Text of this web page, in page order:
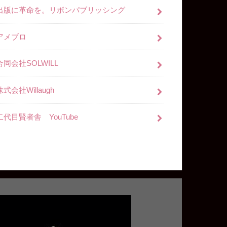
版に革命を。リボンパブリッシング
メブロ
同会社SOLWILL
式会社Willaugh
代目賢者舎 YouTube